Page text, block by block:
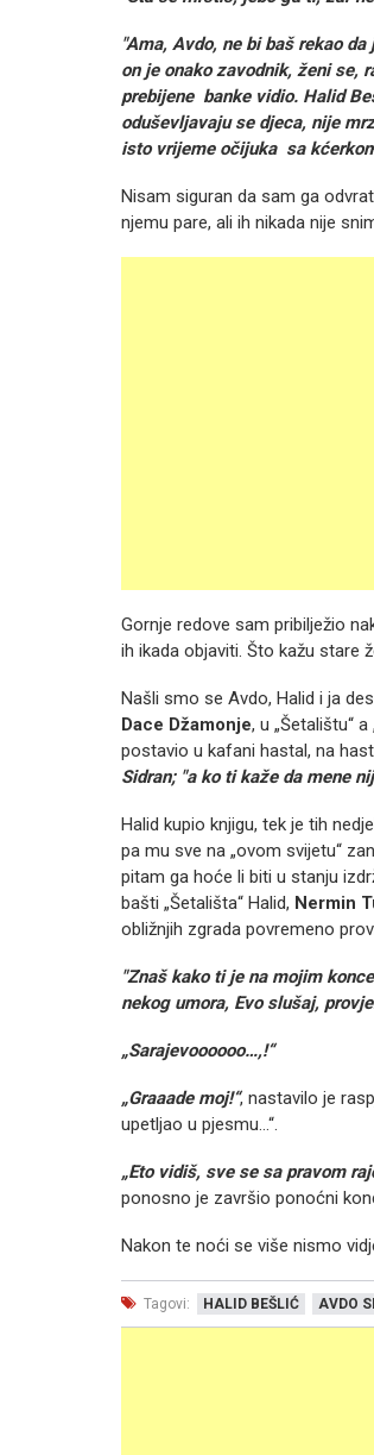
"Ama, Avdo, ne bi baš rekao
on je onako zavodnik, ženi se,
prebijene banke vidio. Halid
oduševljavaju se djeca, nije
isto vrijeme očijuka sa
Nisam siguran da sam ga
njemu pare, ali ih nikada nije
Gornje redove sam pribilježio
ih ikada objaviti. Što kažu stare
Našli smo se Avdo, Halid i ja
Dace Džamonje, u „Šetalištu“
postavio u kafani hastal, na
Sidran; "a ko ti kaže da mene
Halid kupio knjigu, tek je tih
pa mu sve na „ovom svijetu“
pitam ga hoće li biti u stanju
bašti „Šetališta“ Halid, Nermin
obližnjih zgrada povremeno
"Znaš kako ti je na mojim
nekog umora, Evo slušaj,
„Sarajevoooooo…,!“
„Graaade moj!“, nastavilo je
upetljao u pjesmu…“.
„Eto vidiš, sve se sa pravom
ponosno je završio ponoćni
Nakon te noći se više nismo
Tagovi: HALID BEŠLIĆ AVDO